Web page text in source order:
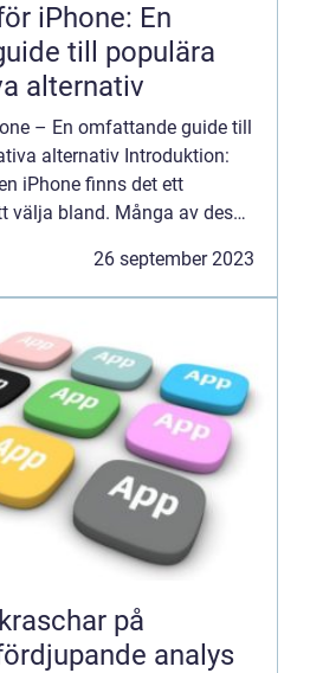
iPhone: En
till populära
alternativ
– En omfattande guide till
alternativ Introduktion:
iPhone finns det ett
välja bland. Många av dessa
26 september 2023
på
analys